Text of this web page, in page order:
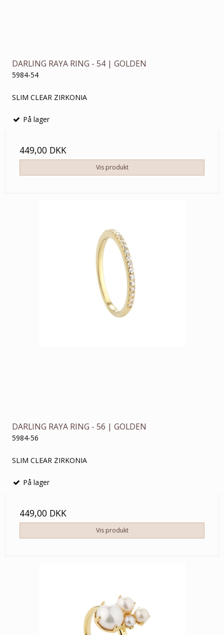
DARLING RAYA RING - 54 | GOLDEN
5984-54
SLIM CLEAR ZIRKONIA
På lager
449,00 DKK
Vis produkt
DARLING RAYA RING - 56 | GOLDEN
5984-56
SLIM CLEAR ZIRKONIA
På lager
449,00 DKK
Vis produkt